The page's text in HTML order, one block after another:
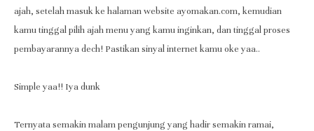
ajah, setelah masuk ke halaman website ayomakan.com, kemudian
kamu tinggal pilih ajah menu yang kamu inginkan, dan tinggal proses
pembayarannya dech! Pastikan sinyal internet kamu oke yaa..
Simple yaa!! Iya dunk
Ternyata semakin malam pengunjung yang hadir semakin ramai,